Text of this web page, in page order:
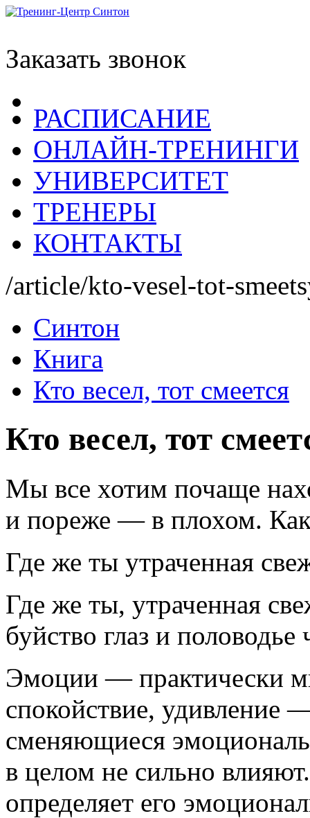
Заказать звонок
РАСПИСАНИЕ
ОНЛАЙН-ТРЕНИНГИ
УНИВЕРСИТЕТ
ТРЕНЕРЫ
КОНТАКТЫ
/article/kto-vesel-tot-
Синтон
Книга
Кто весел, тот смеется
Кто весел, тот
Мы все хотим почаще
и пореже — в плохом. Как
Где же ты утраченная
Где же ты, утраченная
буйство глаз и половодье
Эмоции — практически
спокойствие, удивление
сменяющиеся
в целом не сильно
определяет его